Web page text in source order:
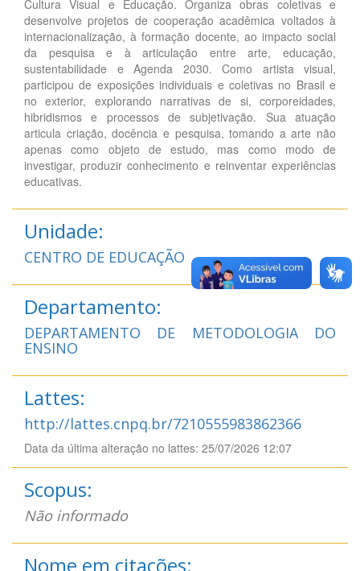
Cultura Visual e Educação. Organiza obras coletivas e
desenvolve projetos de cooperação acadêmica voltados à
internacionalização, à formação docente, ao impacto social
da pesquisa e à articulação entre arte, educação,
sustentabilidade e Agenda 2030. Como artista visual,
participou de exposições individuais e coletivas no Brasil e
no exterior, explorando narrativas de si, corporeidades,
hibridismos e processos de subjetivação. Sua atuação
articula criação, docência e pesquisa, tomando a arte não
apenas como objeto de estudo, mas como modo de
investigar, produzir conhecimento e reinventar experiências
educativas.
Unidade:
CENTRO DE EDUCAÇÃO
Departamento:
DEPARTAMENTO DE METODOLOGIA DO
ENSINO
Lattes:
http://lattes.cnpq.br/7210555983862366
Data da última alteração no lattes: 25/07/2026 12:07
Scopus:
Não informado
Nome em citações: